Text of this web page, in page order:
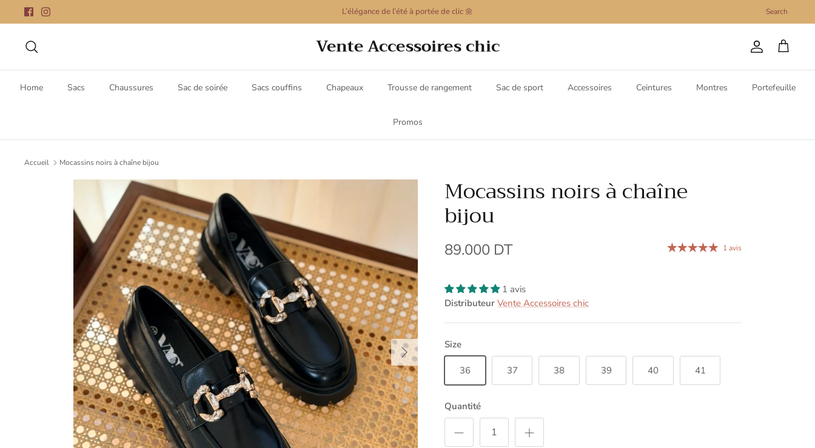
Passer
au
L’élégance de l’été à portée de clic 🌼 Search
Vente Accessoires chic Compte
Panier
Home Sacs Chaussures Sac de soirée Sacs couffins Chapeaux Trousse de rangement Sac de sport Accessoires Ceintures Montres Portefeuille
Promos
Accueil Mocassins noirs à chaîne bijou
Mocassins noirs à chaîne
bijou
89.000 DT 1 avis
1 avis
Distributeur Vente Accessoires chic
Size
36 37 38 39 40 41
Quantité